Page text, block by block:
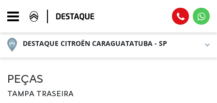
DESTAQUE CITROËN CARAGUATATUBA - SP
PEÇAS
TAMPA TRASEIRA